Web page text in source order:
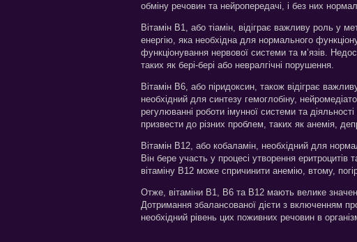
обміну речовин та нейропередачі, і без них
Вітамін B1, або тіамін, відіграє важливу роль у
енергію, яка необхідна для нормального
функціонування нервової системи та м’язів.
таких як бері-бері або невралгічні порушення.
Вітамін B6, або піридоксин, також відіграє
необхідний для синтезу гемоглобіну,
регулюванні роботи імунної системи та
призвести до різних проблем, таких як анемія,
Вітамін B12, або кобаламін, необхідний для
Він бере участь у процесі утворення еритроцитів
вітаміну B12 може спричинити анемію, втому,
Отже, вітаміни B1, B6 та B12 мають велике
Дотримання збалансованої дієти з включенням
необхідний рівень цих поживних речовин в